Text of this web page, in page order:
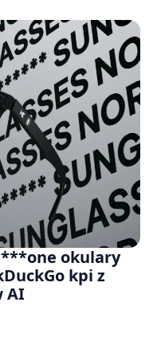
okulary
kpi z
AI